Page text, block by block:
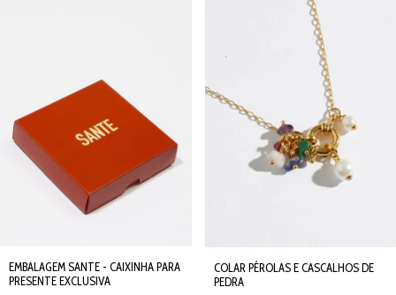
EMBALAGEM SANTE - CAIXINHA PARA
PRESENTE EXCLUSIVA
COLAR PÉROLAS E CASCALHOS DE
PEDRA